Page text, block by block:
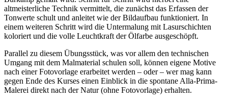
altmeisterliche Technik vermittelt, die zunächst das Erfassen der
Tonwerte schult und anleitet wie der Bildaufbau funktioniert. In
einem weiteren Schritt wird die Untermalung mit Lasurschichten
koloriert und die volle Leuchtkraft der Ölfarbe ausgeschöpft.
Parallel zu diesem Übungsstück, was vor allem den technischen
Umgang mit dem Malmaterial schulen soll, können eigene Motive
nach einer Fotovorlage erarbeitet werden – oder – wer mag kann
gegen Ende des Kurses einen Einblick in die spontane Alla-Prima-
Malerei direkt nach der Natur (ohne Fotovorlage) erhalten.